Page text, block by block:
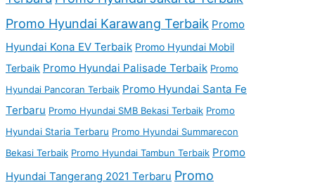
Promo Hyundai Karawang Terbaik Promo
Hyundai Kona EV Terbaik Promo Hyundai Mobil
Terbaik Promo Hyundai Palisade Terbaik Promo
Hyundai Pancoran Terbaik Promo Hyundai Santa Fe
Terbaru Promo Hyundai SMB Bekasi Terbaik Promo
Hyundai Staria Terbaru Promo Hyundai Summarecon
Bekasi Terbaik Promo Hyundai Tambun Terbaik Promo
Hyundai Tangerang 2021 Terbaru Promo